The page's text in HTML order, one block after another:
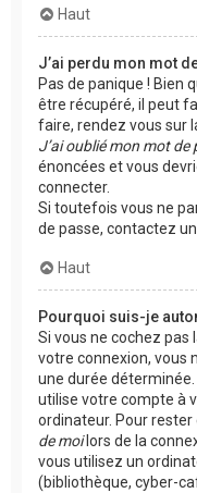
Haut
J’ai perdu mon mot
Pas de panique ! Bien
être récupéré, il peut
faire, rendez vous sur
J’ai oublié mon mot de
énoncées et vous
connecter.
Si toutefois vous ne
de passe, contactez
Haut
Pourquoi suis-je
Si vous ne cochez pas
votre connexion, vous
une durée déterminée.
utilise votre compte à
ordinateur. Pour
de moilors de la
vous utilisez un
(bibliothèque, cyber-